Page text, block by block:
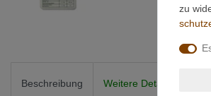
Beschreibung Weitere Details
zu